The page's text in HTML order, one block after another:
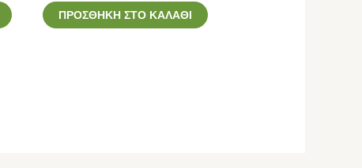
ΠΡΟΣΘΉΚΗ ΣΤΟ ΚΑΛΆΘΙ